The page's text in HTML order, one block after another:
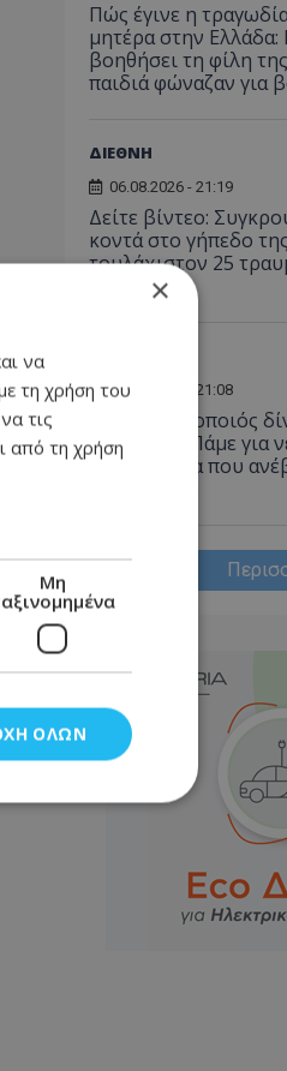
Πώς έγινε η
μητέρα στην Ελλάδα:
βοηθήσει τη φίλη
παιδιά φώναζαν για
ΔΙΕΘΝΗ
06.08.2026 - 21:19
Δείτε βίντεο:
κοντά στο γήπεδο
τουλάχιστον 25
σοβαρά
06.08.2026 - 21:08
Έλληνας ηθοποιός
καρκίνο - «Πάμε για
φωτογραφία που
×
να
τη χρήση του
τις
από τη χρήση
Μη
ΌΛΩΝ